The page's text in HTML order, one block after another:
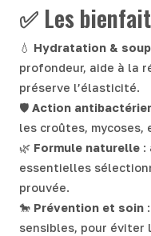
✅ Les
💧 Hydratation &
profondeur, aide à la
préserve l’élasticité.
🛡️ Action
les croûtes,
🌿 Formule naturelle :
essentielles
prouvée.
🐎 Prévention et soin
sensibles, pour éviter